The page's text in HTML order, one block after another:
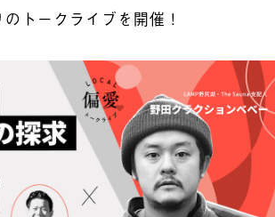
トークライブを開催！